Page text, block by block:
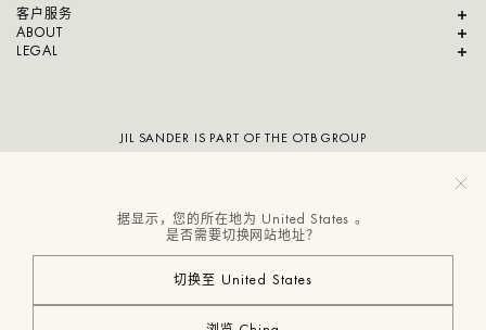
客户服务
ABOUT
LEGAL
JIL SANDER IS PART OF THE OTB GROUP
据显示，您的所在地为 United States 。
是否需要切换网站地址？
切换至 United States